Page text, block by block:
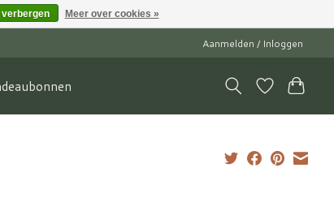
Aanmelden / Inloggen
Meer over cookies »